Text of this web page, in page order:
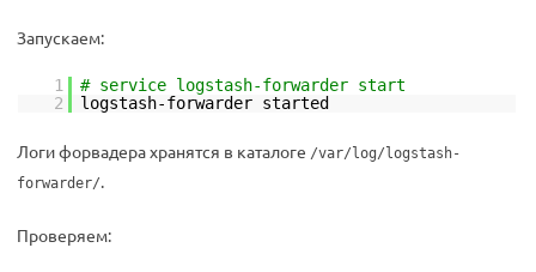
Запускаем:
1
# service logstash-forwarder start
2
logstash-forwarder started
Логи форвадера хранятся в каталоге /var/log/logstash-
forwarder/.
Проверяем: